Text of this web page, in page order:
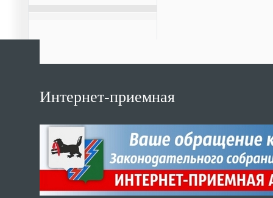
Интернет-приемная